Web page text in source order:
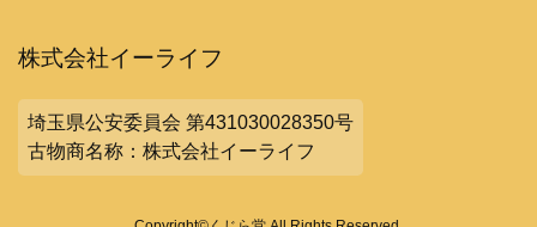
株式会社イーライフ
埼玉県公安委員会 第431030028350号
古物商名称：株式会社イーライフ